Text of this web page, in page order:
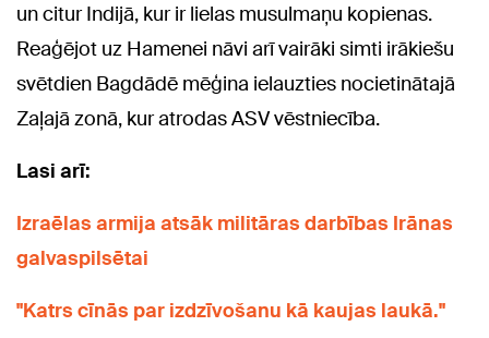
un citur Indijā, kur ir lielas musulmaņu kopienas.
Reaģējot uz Hamenei nāvi arī vairāki simti irākiešu
svētdien Bagdādē mēģina ielauzties nocietinātajā
Zaļajā zonā, kur atrodas ASV vēstniecība.
Lasi arī:
Izraēlas armija atsāk militāras darbības Irānas
galvaspilsētai
"Katrs cīnās par izdzīvošanu kā kaujas laukā."